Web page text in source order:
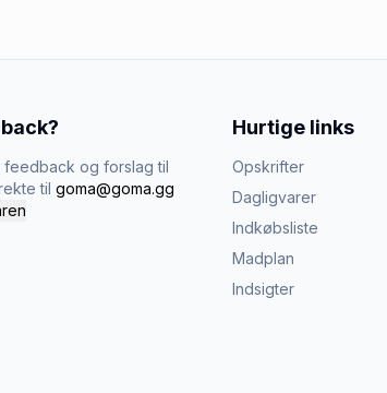
og forslag til
til goma@goma.gg
Hurtige links
Opskrifter
Dagligvarer
Indkøbsliste
Madplan
Indsigter